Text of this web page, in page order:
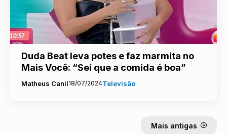
Duda Beat leva potes e faz marmita no
Mais Você: “Sei que a comida é boa”
Matheus Canil18/07/2024Televisão
Mais antigas